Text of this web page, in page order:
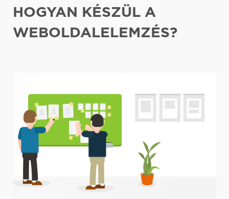
HOGYAN KÉSZÜL A
WEBOLDALELEMZÉS?